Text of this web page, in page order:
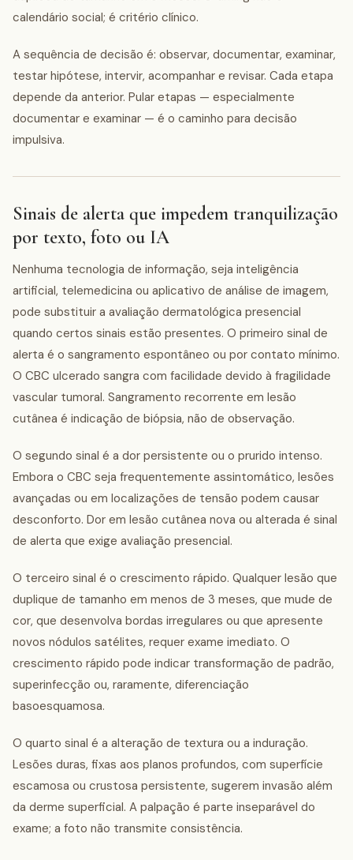
calendário social; é critério clínico.
A sequência de decisão é: observar, documentar, examinar,
testar hipótese, intervir, acompanhar e revisar. Cada etapa
depende da anterior. Pular etapas — especialmente
documentar e examinar — é o caminho para decisão
impulsiva.
Sinais de alerta que impedem tranquilização
por texto, foto ou IA
Nenhuma tecnologia de informação, seja inteligência
artificial, telemedicina ou aplicativo de análise de imagem,
pode substituir a avaliação dermatológica presencial
quando certos sinais estão presentes. O primeiro sinal de
alerta é o sangramento espontâneo ou por contato mínimo.
O CBC ulcerado sangra com facilidade devido à fragilidade
vascular tumoral. Sangramento recorrente em lesão
cutânea é indicação de biópsia, não de observação.
O segundo sinal é a dor persistente ou o prurido intenso.
Embora o CBC seja frequentemente assintomático, lesões
avançadas ou em localizações de tensão podem causar
desconforto. Dor em lesão cutânea nova ou alterada é sinal
de alerta que exige avaliação presencial.
O terceiro sinal é o crescimento rápido. Qualquer lesão que
duplique de tamanho em menos de 3 meses, que mude de
cor, que desenvolva bordas irregulares ou que apresente
novos nódulos satélites, requer exame imediato. O
crescimento rápido pode indicar transformação de padrão,
superinfecção ou, raramente, diferenciação
basoesquamosa.
O quarto sinal é a alteração de textura ou a induração.
Lesões duras, fixas aos planos profundos, com superfície
escamosa ou crustosa persistente, sugerem invasão além
da derme superficial. A palpação é parte inseparável do
exame; a foto não transmite consistência.